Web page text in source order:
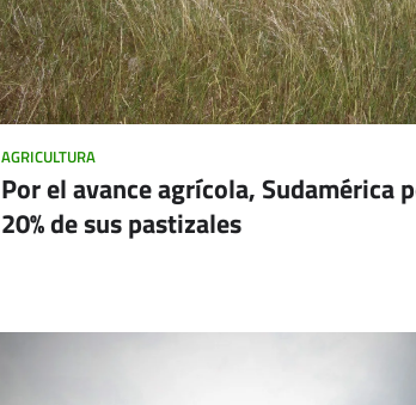
AGRICULTURA
Por el avance agrícola, Sudamérica
20% de sus pastizales